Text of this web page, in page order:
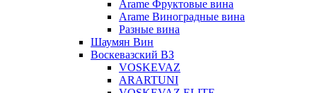
Arame Фруктовые вина
Arame Виноградные вина
Разные вина
Шаумян Вин
Воскевазский ВЗ
VOSKEVAZ
ARARTUNI